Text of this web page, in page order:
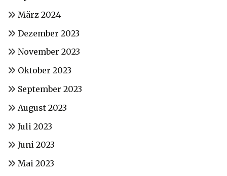
März 2024
Dezember 2023
November 2023
Oktober 2023
September 2023
August 2023
Juli 2023
Juni 2023
Mai 2023